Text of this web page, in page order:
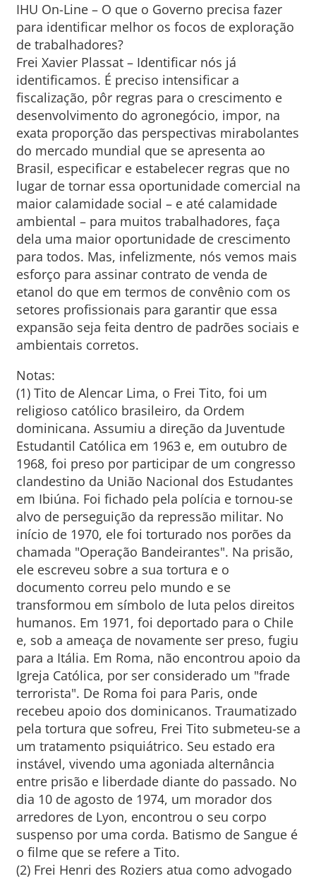
IHU On-Line – O que o Governo precisa fazer
para identificar melhor os focos de exploração
de trabalhadores?
Frei Xavier Plassat – Identificar nós já
identificamos. É preciso intensificar a
fiscalização, pôr regras para o crescimento e
desenvolvimento do agronegócio, impor, na
exata proporção das perspectivas mirabolantes
do mercado mundial que se apresenta ao
Brasil, especificar e estabelecer regras que no
lugar de tornar essa oportunidade comercial na
maior calamidade social – e até calamidade
ambiental – para muitos trabalhadores, faça
dela uma maior oportunidade de crescimento
para todos. Mas, infelizmente, nós vemos mais
esforço para assinar contrato de venda de
etanol do que em termos de convênio com os
setores profissionais para garantir que essa
expansão seja feita dentro de padrões sociais e
ambientais corretos.
Notas:
(1) Tito de Alencar Lima, o Frei Tito, foi um
religioso católico brasileiro, da Ordem
dominicana. Assumiu a direção da Juventude
Estudantil Católica em 1963 e, em outubro de
1968, foi preso por participar de um congresso
clandestino da União Nacional dos Estudantes
em Ibiúna. Foi fichado pela polícia e tornou-se
alvo de perseguição da repressão militar. No
início de 1970, ele foi torturado nos porões da
chamada "Operação Bandeirantes". Na prisão,
ele escreveu sobre a sua tortura e o
documento correu pelo mundo e se
transformou em símbolo de luta pelos direitos
humanos. Em 1971, foi deportado para o Chile
e, sob a ameaça de novamente ser preso, fugiu
para a Itália. Em Roma, não encontrou apoio da
Igreja Católica, por ser considerado um "frade
terrorista". De Roma foi para Paris, onde
recebeu apoio dos dominicanos. Traumatizado
pela tortura que sofreu, Frei Tito submeteu-se a
um tratamento psiquiátrico. Seu estado era
instável, vivendo uma agoniada alternância
entre prisão e liberdade diante do passado. No
dia 10 de agosto de 1974, um morador dos
arredores de Lyon, encontrou o seu corpo
suspenso por uma corda. Batismo de Sangue é
o filme que se refere a Tito.
(2) Frei Henri des Roziers atua como advogado